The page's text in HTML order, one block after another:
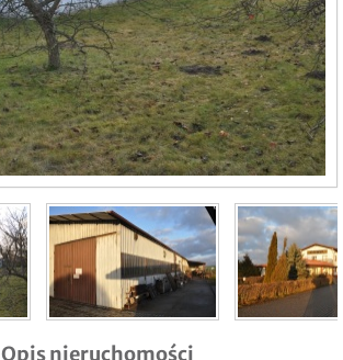
Opis nieruchomości